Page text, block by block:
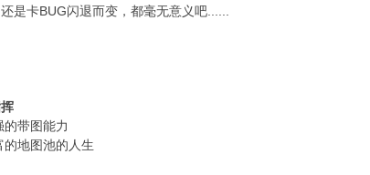
是卡BUG闪退而变，都毫无意义吧......
带图能力
地图池的人生